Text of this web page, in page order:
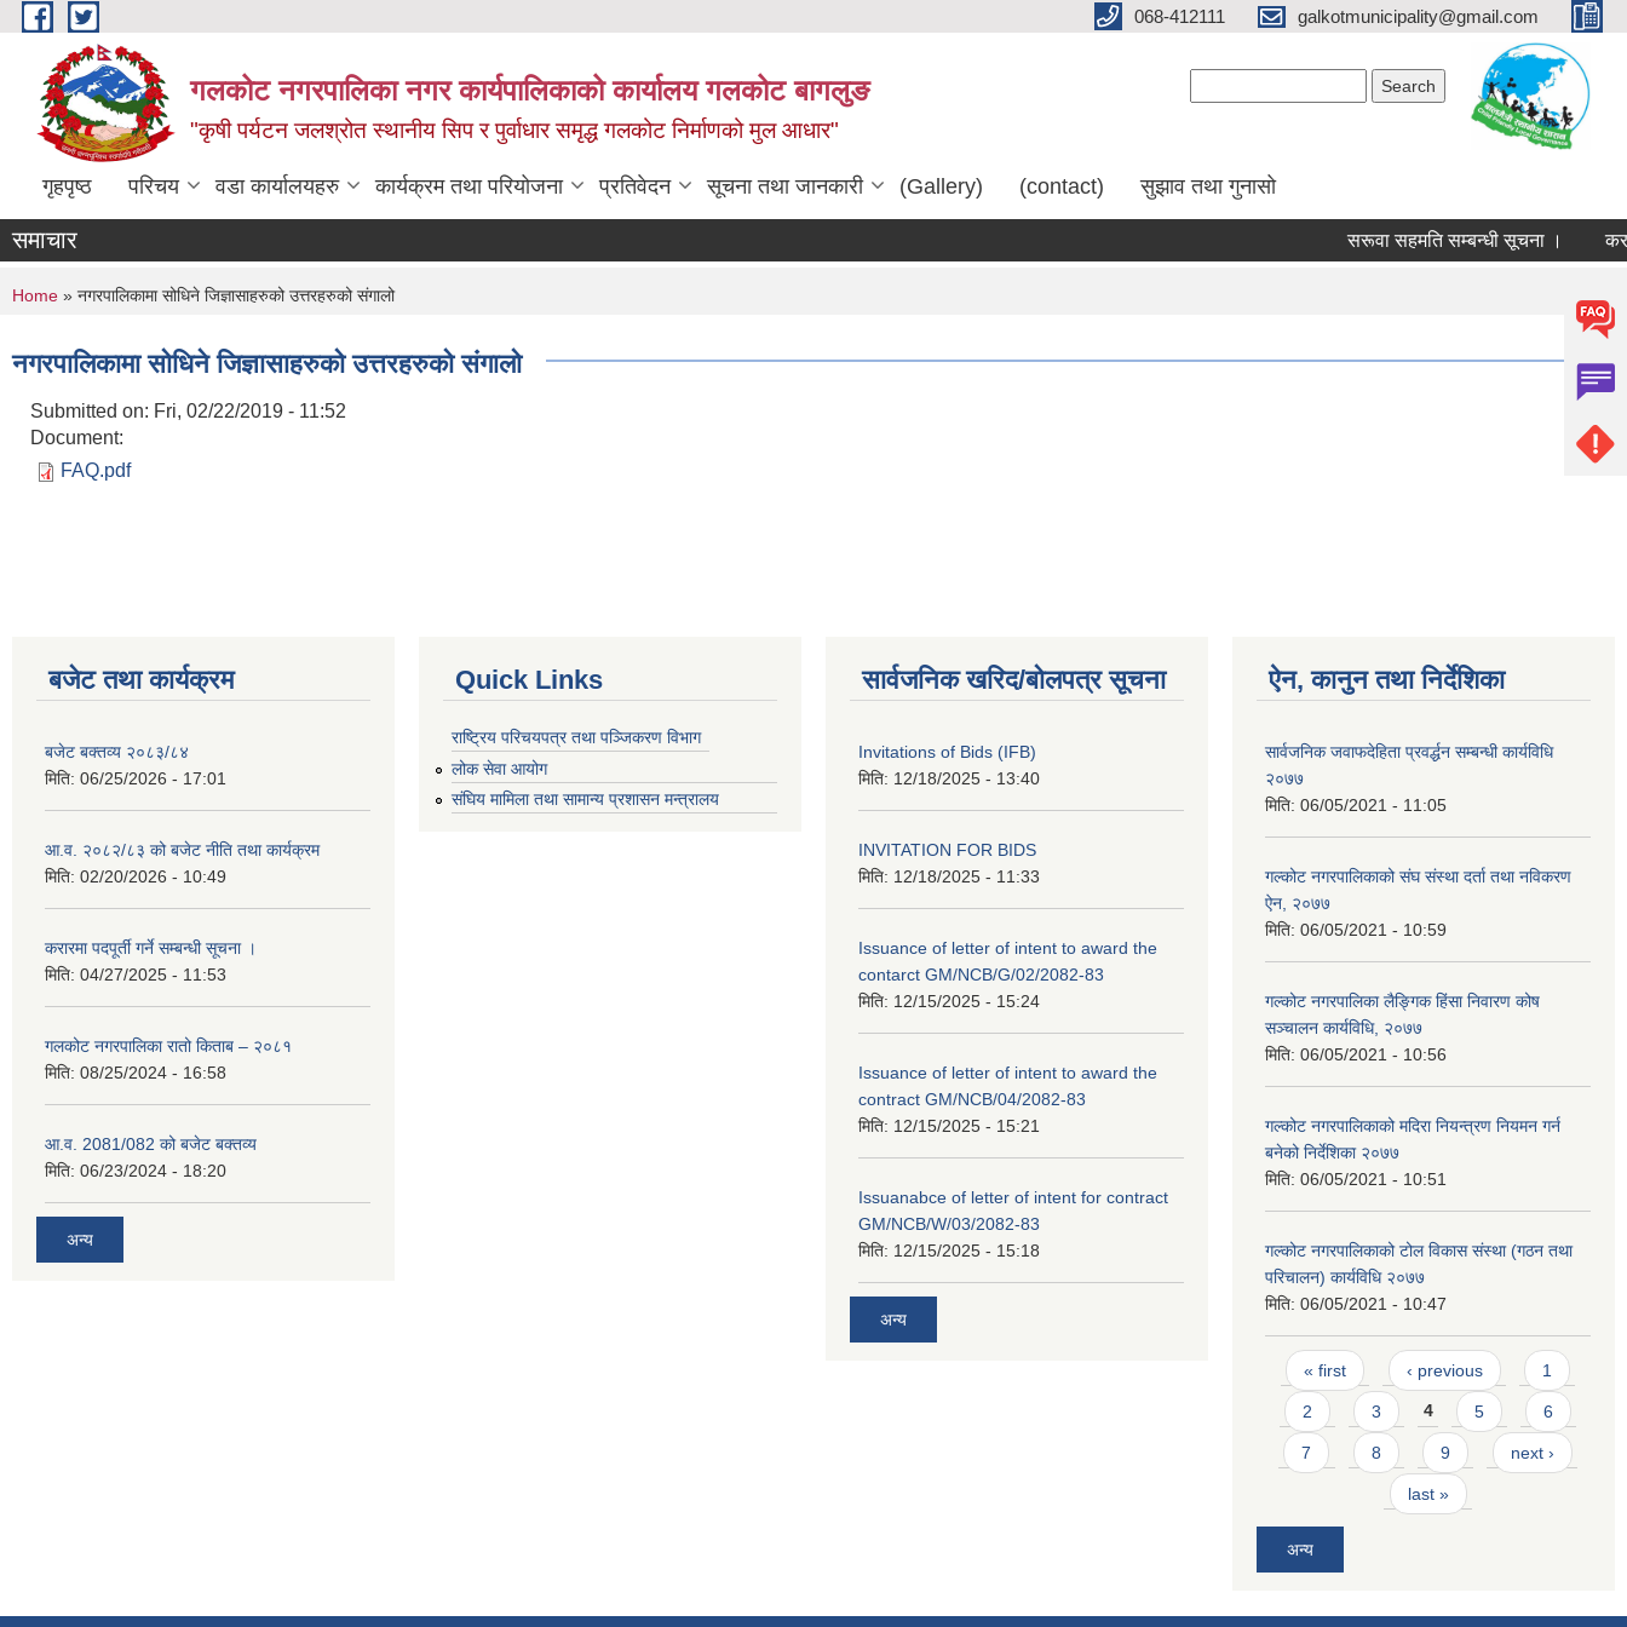
Skip to main content 068-412111 galkotmunicipality@gmail.com
गलकोट नगरपालिका नगर कार्यपालिकाको कार्यालय गलकोट बागलुङ
"कृषी पर्यटन जलश्रोत स्थानीय सिप र पुर्वाधार समृद्ध गलकोट निर्माणको मुल आधार"
गृहपृष्ठ परिचय वडा कार्यालयहरु कार्यक्रम तथा परियोजना प्रतिवेदन सूचना तथा जानकारी (Gallery) (contact) सुझाव तथा गुनासो
समाचार सरूवा सहमति सम्बन्धी सूचना ।
You are here
Home » नगरपालिकामा सोधिने जिज्ञासाहरुको उत्तरहरुको संगालो
नगरपालिकामा सोधिने जिज्ञासाहरुको उत्तरहरुको संगालो
Submitted on: Fri, 02/22/2019 - 11:52
Document:
FAQ.pdf
बजेट तथा कार्यक्रम
बजेट बक्तव्य २०८३/८४
मिति: 06/25/2026 - 17:01
आ.व. २०८२/८३ को बजेट नीति तथा कार्यक्रम
मिति: 02/20/2026 - 10:49
करारमा पदपूर्ती गर्ने सम्बन्धी सूचना ।
मिति: 04/27/2025 - 11:53
गलकोट नगरपालिका रातो किताब – २०८१
मिति: 08/25/2024 - 16:58
आ.व. 2081/082 को बजेट बक्तव्य
मिति: 06/23/2024 - 18:20
अन्य
Quick Links
राष्ट्रिय परिचयपत्र तथा पञ्जिकरण विभाग
लोक सेवा आयोग
संघिय मामिला तथा सामान्य प्रशासन मन्त्रालय
सार्वजनिक खरिद/बोलपत्र सूचना
Invitations of Bids (IFB)
मिति: 12/18/2025 - 13:40
INVITATION FOR BIDS
मिति: 12/18/2025 - 11:33
Issuance of letter of intent to award the
contarct GM/NCB/G/02/2082-83
मिति: 12/15/2025 - 15:24
Issuance of letter of intent to award the
contract GM/NCB/04/2082-83
मिति: 12/15/2025 - 15:21
Issuanabce of letter of intent for contract
GM/NCB/W/03/2082-83
मिति: 12/15/2025 - 15:18
अन्य
ऐन, कानुन तथा निर्देशिका
सार्वजनिक जवाफदेहिता प्रवर्द्धन सम्बन्धी कार्यविधि
२०७७
मिति: 06/05/2021 - 11:05
गल्कोट नगरपालिकाको संघ संस्था दर्ता तथा नविकरण
ऐन, २०७७
मिति: 06/05/2021 - 10:59
गल्कोट नगरपालिका लैङ्गिक हिंसा निवारण कोष
सञ्चालन कार्यविधि, २०७७
मिति: 06/05/2021 - 10:56
गल्कोट नगरपालिकाको मदिरा नियन्त्रण नियमन गर्न
बनेको निर्देशिका २०७७
मिति: 06/05/2021 - 10:51
गल्कोट नगरपालिकाको टोल विकास संस्था (गठन तथा
परिचालन) कार्यविधि २०७७
मिति: 06/05/2021 - 10:47
Pages
« first ‹ previous 1
2 3 4 5 6
7 8 9 next ›
last »
अन्य